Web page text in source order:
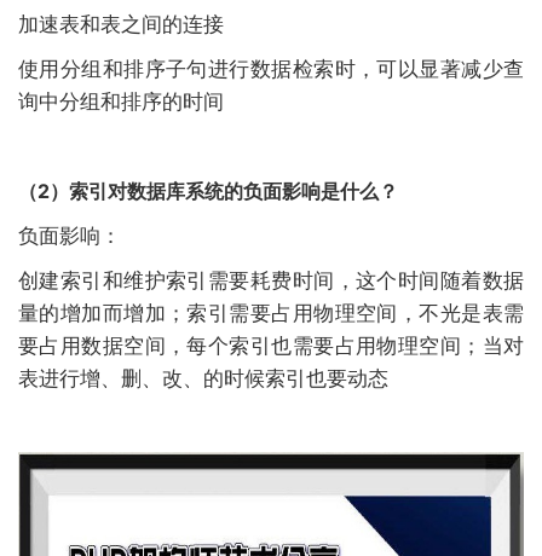
加速表和表之间的连接
使用分组和排序子句进行数据检索时，可以显著减少查
询中分组和排序的时间
（2）索引对数据库系统的负面影响是什么？
负面影响：
创建索引和维护索引需要耗费时间，这个时间随着数据
量的增加而增加；索引需要占用物理空间，不光是表需
要占用数据空间，每个索引也需要占用物理空间；当对
表进行增、删、改、的时候索引也要动态